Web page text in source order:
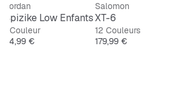
100% polyester
Jordan
Spizike Low Enfants
1 Couleur
Prix
84,99 €
Salomon
XT-6
12 Couleurs
Prix
179,99 €